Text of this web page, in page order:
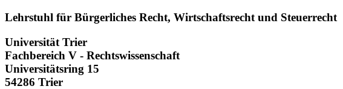
Lehrstuhl für Bürgerliches Recht, Wirtschaftsrecht und Steuerrecht
Universität Trier
Fachbereich V - Rechtswissenschaft
Universitätsring 15
54286 Trier